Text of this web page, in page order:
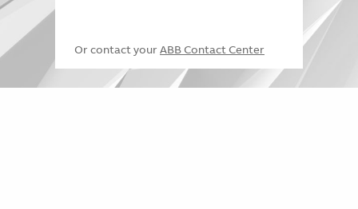
Or contact your ABB Contact Center